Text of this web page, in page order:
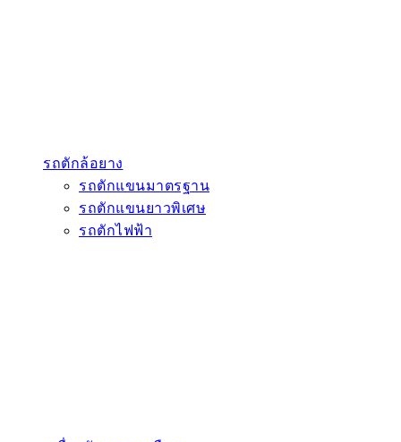
รถตักล้อยาง
รถตักแขนมาตรฐาน
รถตักแขนยาวพิเศษ
รถตักไฟฟ้า